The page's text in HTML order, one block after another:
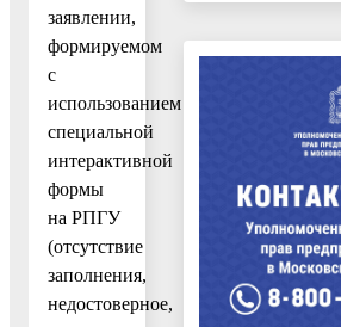
заявлении,
формируемом
с
использованием
специальной
интерактивной
формы
на РПГУ
(отсутствие
заполнения,
недостоверное,